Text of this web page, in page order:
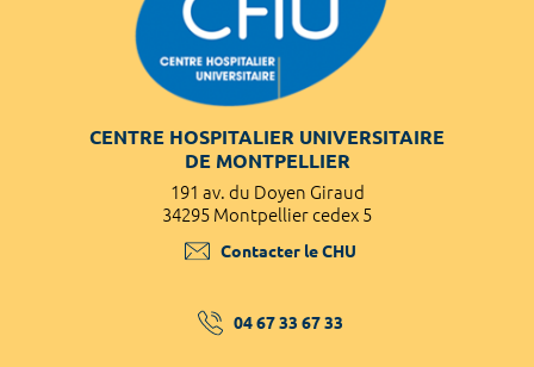
CENTRE HOSPITALIER UNIVERSITAIRE
DE MONTPELLIER
191 av. du Doyen Giraud
34295 Montpellier cedex 5
Contacter le CHU
04 67 33 67 33